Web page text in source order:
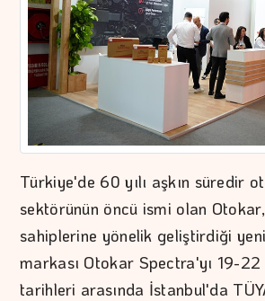
Türkiye'de 60 yılı aşkın süredir
sektörünün öncü ismi olan
sahiplerine yönelik geliştirdiği
markası Otokar Spectra'yı 19-
tarihleri arasında İstanbul'da